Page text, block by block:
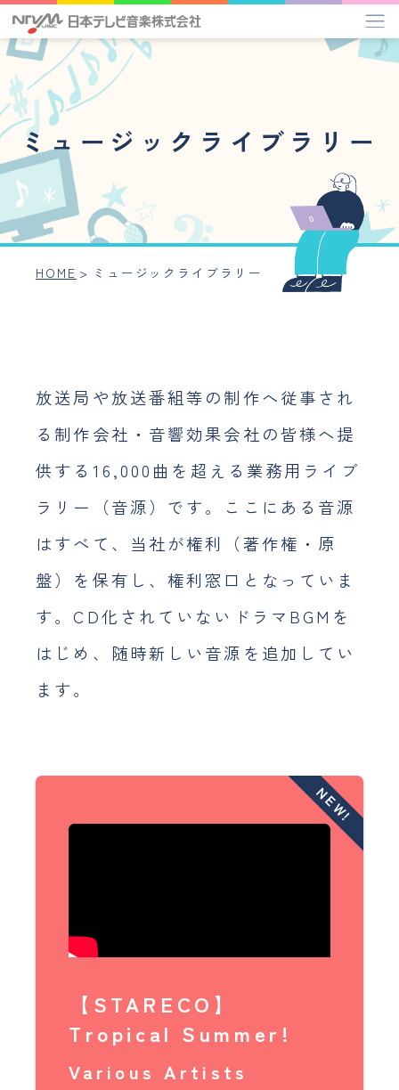
タイアップ楽曲一覧
作家インタビュー
JP EN
ミュージックライブラリー
HOME > ミュージックライブラリー
放送局や放送番組等の制作へ従事され
る制作会社・音響効果会社の皆様へ提
供する16,000曲を超える業務用ライブ
ラリー（音源）です。ここにある音源
はすべて、当社が権利（著作権・原
盤）を保有し、権利窓口となっていま
す。CD化されていないドラマBGMを
はじめ、随時新しい音源を追加してい
ます。
NEW!
【STARECO】
Tropical Summer!
Various Artists